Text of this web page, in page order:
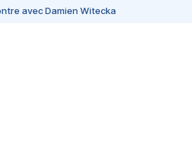
avec Damien Witecka